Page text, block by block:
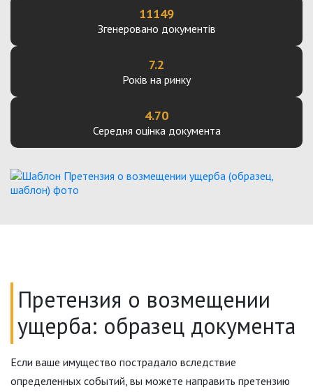
11149
Згенеровано документів
7.2
Років на ринку
4.70
Середня оцінка документа
Претензия о возмещении
ущерба: образец документа
Если ваше имущество пострадало вследствие
определенных событий, вы можете направить претензию